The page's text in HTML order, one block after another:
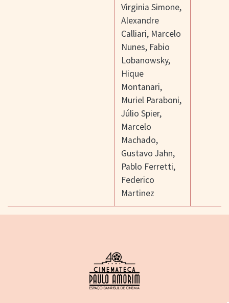
Virginia Simone,
Alexandre
Calliari, Marcelo
Nunes, Fabio
Lobanowsky,
Hique
Montanari,
Muriel Paraboni,
Júlio Spier,
Marcelo
Machado,
Gustavo Jahn,
Pablo Ferretti,
Federico
Martinez